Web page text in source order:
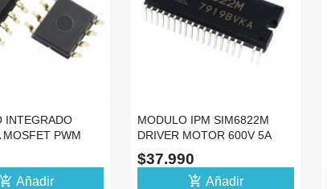
INTEGRADO
MOSFET PWM
12A
Añadir
MODULO IPM SIM6822M
DRIVER MOTOR 600V 5A
LAVADORA LG
$37.990
add_shopping_cart Añadir